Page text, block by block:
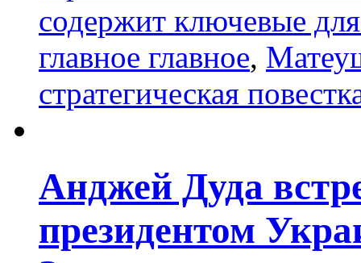
содержит ключевые
главное главное,
стратегическая
Анджей Дуда
президентом